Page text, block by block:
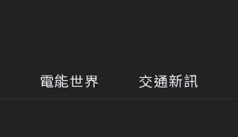
電能世界 交通新訊